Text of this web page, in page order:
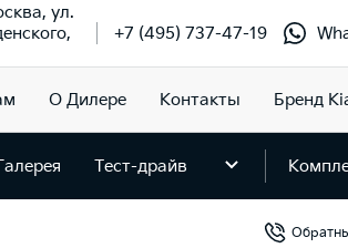
ул.
+7 (495) 737-47-19
О Дилере Контакты Бренд
Тест-драйв